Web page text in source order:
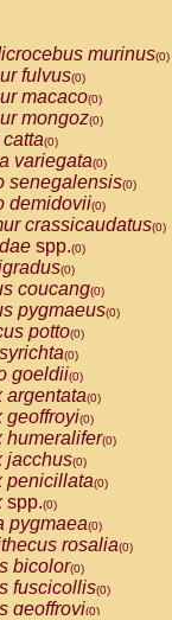
murinus(0)
fulvus(0)
macaco(0)
mongoz(0)
(0)
variegata(0)
senegalensis(0)
demidovii(0)
crassicaudatus(0)
spp.(0)
(0)
coucang(0)
pygmaeus(0)
potto(0)
(0)
goeldii(0)
argentata(0)
geoffroyi(0)
humeralifer(0)
jacchus(0)
penicillata(0)
spp.(0)
pygmaea(0)
rosalia(0)
bicolor(0)
fuscicollis(0)
geoffroyi(0)